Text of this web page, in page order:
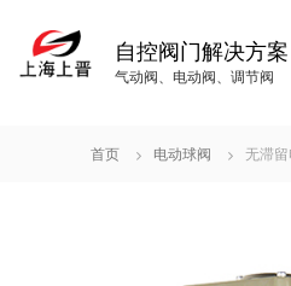
自控阀门解决方案
气动阀、电动阀、调节阀
首页 电动球阀 无滞